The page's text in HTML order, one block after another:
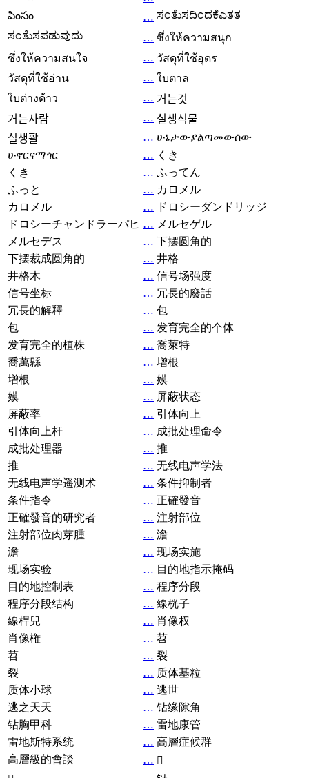
పింసం
… ಸಂತೆುಸದಿಂದಕೆಎತತ
ಸಂತೆುಸಪಡುವುದು
… ซึ่งให้ความสนุก
ซึ่งให้ความสนใจ
… วัสดุที่ใช้อุดร
วัสดุที่ใช้อ่าน
… ใบตาล
ใบต่างด้าว
… 거는것
거는사람
… 실생식물
실생활
… ሁኔታውያልጣመውሰው
ሁኖርናማጎር
… くき
くき
… ふってん
ふっと
… カロメル
カロメル
… ドロシーダンドリッジ
ドロシーチャンドラーパヒ … メルセゲル
メルセデス
… 下摆圆角的
下摆裁成圆角的
… 井格
井格木
… 信号场强度
信号坐标
… 冗長的廢話
冗長的解釋
… 包
包
… 发育完全的个体
发育完全的植株
… 喬萊特
喬萬縣
… 增根
增根
… 嫫
嫫
… 屏蔽状态
屏蔽率
… 引体向上
引体向上杆
… 成批处理命令
成批处理器
… 推
推
… 无线电声学法
无线电声学遥测术
… 条件抑制者
条件指令
… 正確發音
正確發音的研究者
… 注射部位
注射部位肉芽腫
… 澹
澹
… 现场实施
现场实验
… 目的地指示掩码
目的地控制表
… 程序分段
程序分段结构
… 線桄子
線桿兒
… 肖像权
肖像権
… 苕
苕
… 裂
裂
… 质体基粒
质体小球
… 逃世
逃之天天
… 钻缘隙角
钻胸甲科
… 雷地康管
雷地斯特系统
… 高層症候群
高層級的會談
… 𧘞